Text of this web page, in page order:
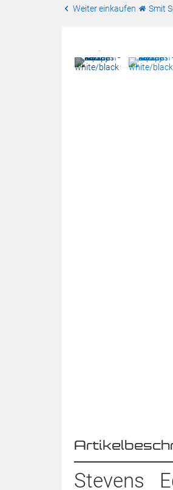
Weiter einkaufen Smit
Stevens